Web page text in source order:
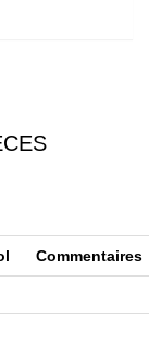
Commentaires